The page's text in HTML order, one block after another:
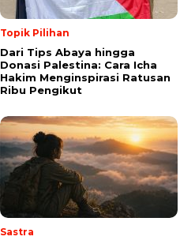
Topik Pilihan
Dari Tips Abaya hingga
Donasi Palestina: Cara Icha
Hakim Menginspirasi Ratusan
Ribu Pengikut
Sastra